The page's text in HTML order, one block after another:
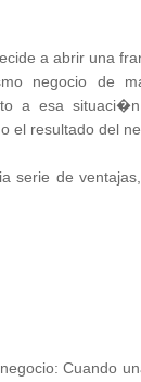
a abrir una
negocio de
a esa
el resultado del
serie de
Cuando